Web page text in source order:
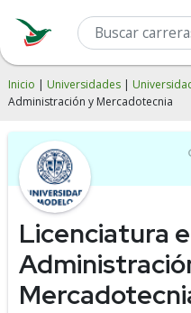
Inicio | Universidades |
Administración y Mercadotecnia
Licenciatura